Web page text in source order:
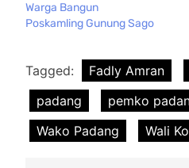
Warga Bangun
Poskamling Gunung Sago
Tagged: Fadly Amran
padang
pemko
Wako Padang
Wali